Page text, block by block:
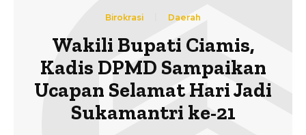
Birokrasi Daerah
Wakili Bupati Ciamis,
Kadis DPMD Sampaikan
Ucapan Selamat Hari Jadi
Sukamantri ke-21